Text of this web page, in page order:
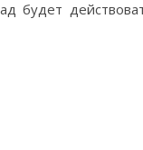
будет